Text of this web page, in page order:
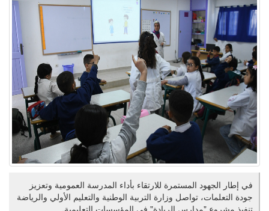
في إطار الجهود المستمرة للارتقاء بأداء المدرسة العمومية وتعزيز
جودة التعلمات، تواصل وزارة التربية الوطنية والتعليم الأولي والرياضة